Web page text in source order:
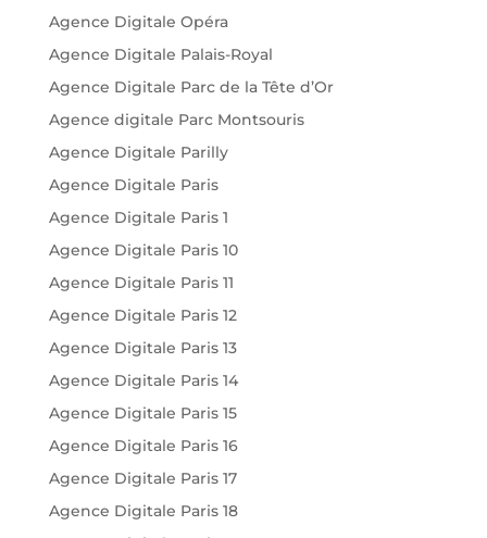
Agence Digitale Opéra
Agence Digitale Palais-Royal
Agence Digitale Parc de la Tête d’Or
Agence digitale Parc Montsouris
Agence Digitale Parilly
Agence Digitale Paris
Agence Digitale Paris 1
Agence Digitale Paris 10
Agence Digitale Paris 11
Agence Digitale Paris 12
Agence Digitale Paris 13
Agence Digitale Paris 14
Agence Digitale Paris 15
Agence Digitale Paris 16
Agence Digitale Paris 17
Agence Digitale Paris 18